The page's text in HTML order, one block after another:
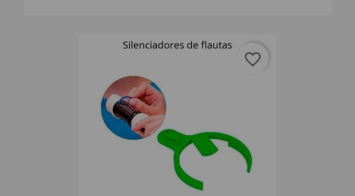
favorite_border